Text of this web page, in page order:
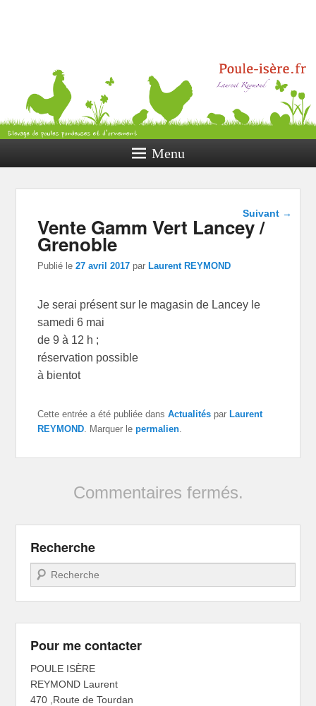
Elevage de poules pondeuses et
d’ornement
Menu
Navigation
dans les
articles
Suivant →
Vente Gamm Vert Lancey /
Grenoble
Publié le27 avril 2017 parLaurent REYMOND
Je serai présent sur le magasin de Lancey le
samedi 6 mai
de 9 à 12 h ;
réservation possible
à bientot
Cette entrée a été publiée dansActualités parLaurent
REYMOND . Marquer lepermalien
Commentaires fermés.
Recherche
Recherche
Pour me contacter
POULE ISÈRE
REYMOND Laurent
470 ,Route de Tourdan